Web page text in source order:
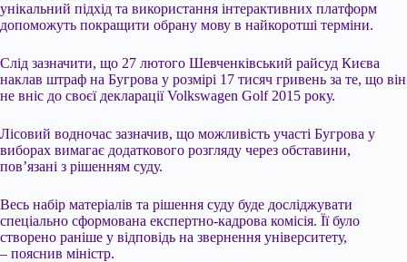
унікальний підхід та використання інтерактивних платформ
допоможуть покращити обрану мову в найкоротші терміни.
Слід зазначити, що 27 лютого Шевченківський райсуд Києва
наклав штраф на Бугрова у розмірі 17 тисяч гривень за те, що він
не вніс до своєї декларації Volkswagen Golf 2015 року.
Лісовий водночас зазначив, що можливість участі Бугрова у
виборах вимагає додаткового розгляду через обставини,
пов’язані з рішенням суду.
Весь набір матеріалів та рішення суду буде досліджувати
спеціально сформована експертно-кадрова комісія. Її було
створено раніше у відповідь на звернення університету,
– пояснив міністр.